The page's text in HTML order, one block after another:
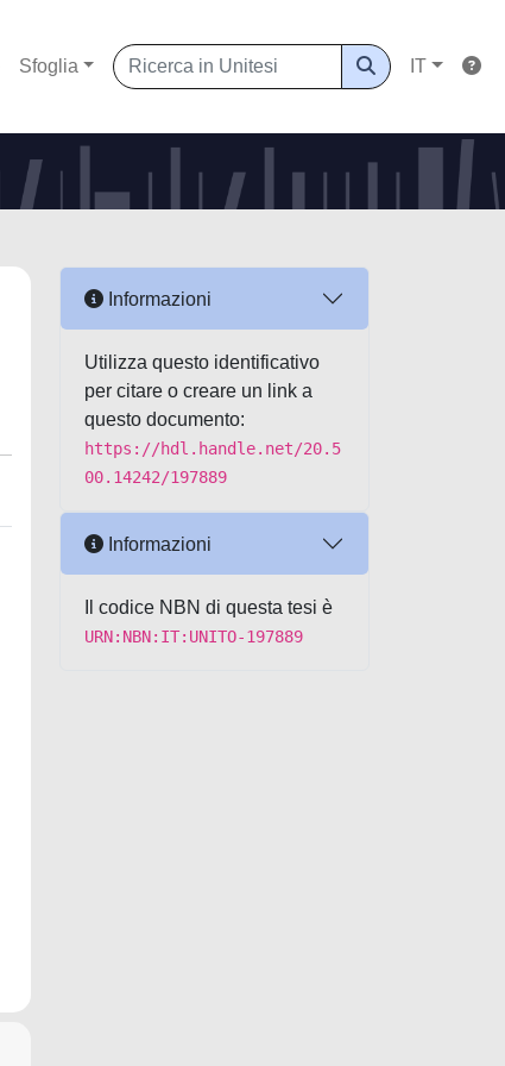
Sfoglia IT
Informazioni
Utilizza questo identificativo
per citare o creare un link a
questo documento:
https://hdl.handle.net/20.5
00.14242/197889
Informazioni
Il codice NBN di questa tesi è
URN:NBN:IT:UNITO-197889